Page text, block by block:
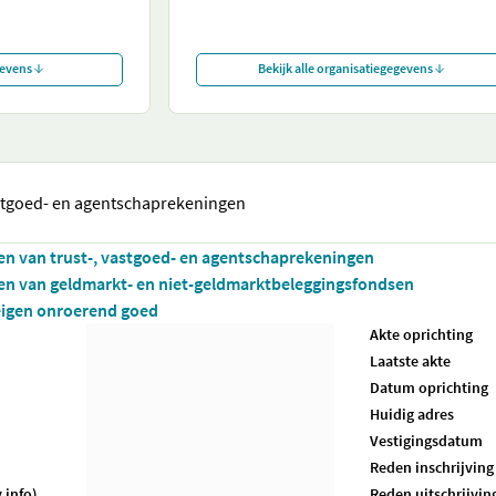
Bekijk alle organisatiegegevens
en agentschaprekeningen
van trust-, vastgoed- en agentschaprekeningen
van geldmarkt- en niet-geldmarktbeleggingsfondsen
onroerend goed
Akte oprichting
Laatste akte
Datum oprichting
Huidig adres
Vestigingsdatum
Reden inschrijving